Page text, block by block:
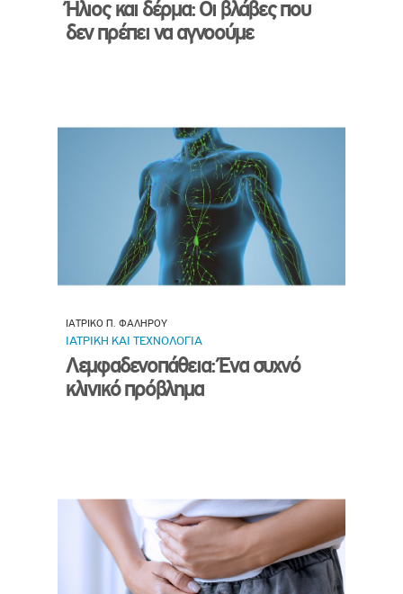
Ήλιος και δέρμα: Οι βλάβες που
δεν πρέπει να αγνοούμε
ΙΑΤΡΙΚΟ Π. ΦΑΛΗΡΟΥ
ΙΑΤΡΙΚΗ ΚΑΙ ΤΕΧΝΟΛΟΓΙΑ
Λεμφαδενοπάθεια: Ένα συχνό
κλινικό πρόβλημα